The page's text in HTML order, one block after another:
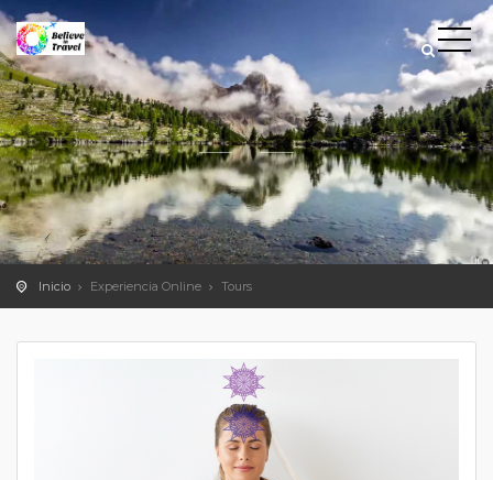
Inicio Experiencia Online Tours